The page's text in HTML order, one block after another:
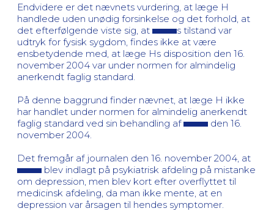
Endvidere er det nævnets vurdering, at læge H
handlede uden unødig forsinkelse og det forhold, at
det efterfølgende viste sig, at
s tilstand var
udtryk for fysisk sygdom, findes ikke at være
ensbetydende med, at læge Hs disposition den 16.
november 2004 var under normen for almindelig
anerkendt faglig standard.
På denne baggrund finder nævnet, at læge H ikke
har handlet under normen for almindelig anerkendt
faglig standard ved sin behandling af
den 16.
november 2004.
Det fremgår af journalen den 16. november 2004, at
blev indlagt på psykiatrisk afdeling på mistanke
om depression, men blev kort efter overflyttet til
medicinsk afdeling, da man ikke mente, at en
depression var årsagen til hendes symptomer.